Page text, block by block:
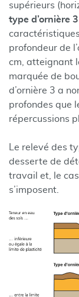
supérieurs
type d’ornière 3
profondeur de
cm, atteignant
marquée de
d’ornière 3 a
profondes que
répercussions
Le relevé des
desserte de
travail et, le
s’imposent.